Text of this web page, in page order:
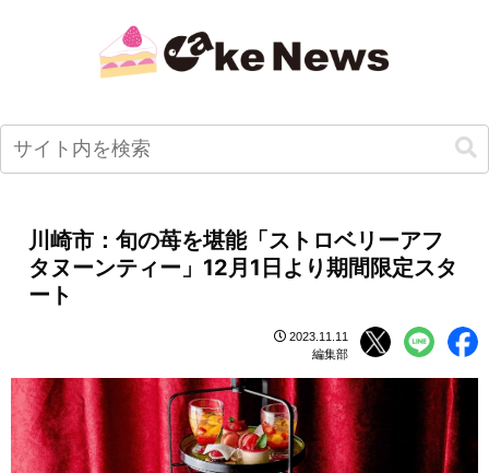
川崎市：旬の苺を堪能「ストロベリーアフ
タヌーンティー」12月1日より期間限定スタ
ート
2023.11.11
編集部